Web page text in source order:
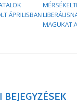
ÁPRILISBAN
MAGUKAT